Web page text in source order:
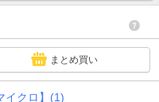
まとめ買い
イクロ】(1)